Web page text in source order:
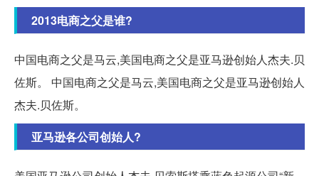
2013电商之父是谁?
中国电商之父是马云,美国电商之父是亚马逊创始人杰夫.贝
佐斯。 中国电商之父是马云,美国电商之父是亚马逊创始人
杰夫.贝佐斯。
亚马逊各公司创始人?